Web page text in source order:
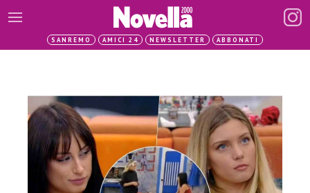
SANREMO AMICI 24 NEWSLETTER ABBONATI